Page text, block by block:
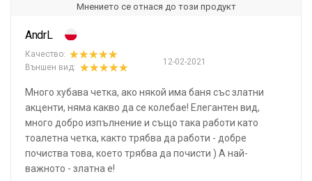
Мнението се отнася до този продукт
AndrL
12-02-2021
Качество:
Външен вид:
Много хубава четка, ако някой има баня със златни
акценти, няма какво да се колебае! Елегантен вид,
много добро изпълнение и също така работи като
тоалетна четка, както трябва да работи - добре
почиства това, което трябва да почисти ) А най-
важното - златна е!